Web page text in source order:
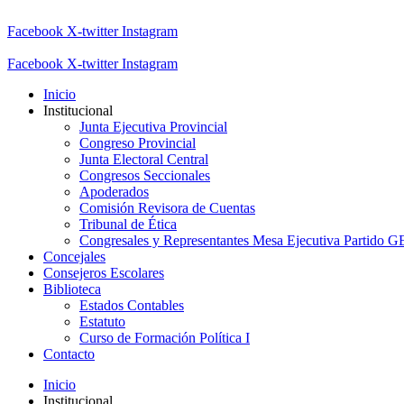
Facebook X-twitter Instagram
Facebook X-twitter Instagram
Inicio
Institucional
Junta Ejecutiva Provincial
Congreso Provincial
Junta Electoral Central
Congresos Seccionales
Apoderados
Comisión Revisora de Cuentas
Tribunal de Ética
Congresales y Representantes Mesa Ejecutiva Partido
Concejales
Consejeros Escolares
Biblioteca
Estados Contables
Estatuto
Curso de Formación Política I
Contacto
Inicio
Institucional